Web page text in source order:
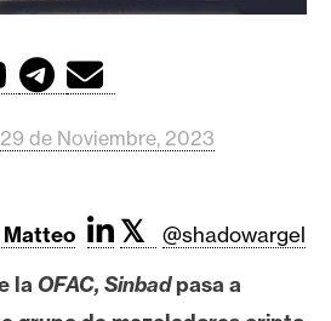
de Noviembre, 2023
Matteo 𝕏
@shadowargel
la OFAC, Sinbadpasa a